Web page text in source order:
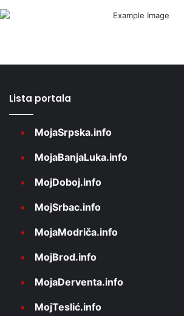
Lista portala
MojaSrpska.info
MojaBanjaLuka.info
MojDoboj.info
MojSrbac.info
MojaModriča.info
MojBrod.info
MojaDerventa.info
MojTeslić.info